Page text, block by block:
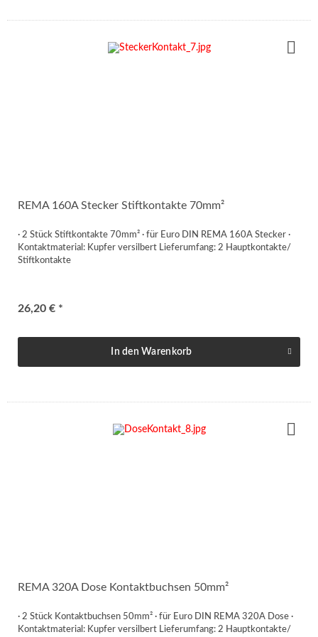
REMA 160A Stecker Stiftkontakte 70mm²
· 2 Stück Stiftkontakte 70mm² · für Euro DIN REMA 160A Stecker ·
Kontaktmaterial: Kupfer versilbert Lieferumfang: 2 Hauptkontakte/
Stiftkontakte
26,20 € *
In den Warenkorb
REMA 320A Dose Kontaktbuchsen 50mm²
· 2 Stück Kontaktbuchsen 50mm² · für Euro DIN REMA 320A Dose ·
Kontaktmaterial: Kupfer versilbert Lieferumfang: 2 Hauptkontakte/